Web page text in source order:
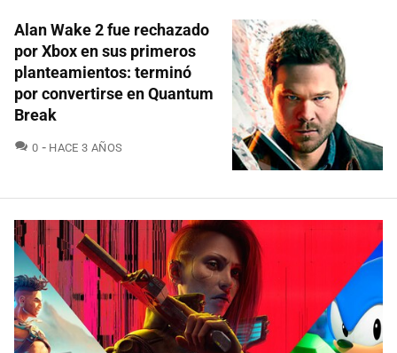
Alan Wake 2 fue rechazado
por Xbox en sus primeros
planteamientos: terminó
por convertirse en Quantum
Break
0 COMENTARIOS
HACE 3 AÑOS